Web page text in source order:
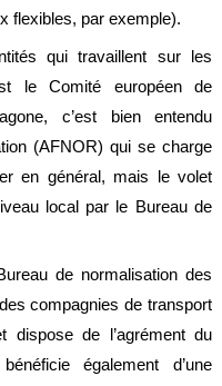
flexibles, par exemple).
qui travaillent sur les
le Comité européen de
c’est bien entendu
(AFNOR) qui se charge
en général, mais le volet
local par le Bureau de
de normalisation des
compagnies de transport
dispose de l’agrément du
également d’une